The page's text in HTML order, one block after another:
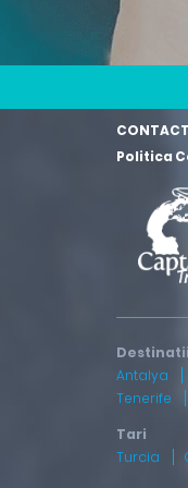
CONTACT
Politica
Antalya
Tenerife
Turcia